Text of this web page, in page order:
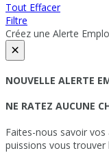
Tout Effacer
Filtre
Créez une Alerte
×
NOUVELLE ALERTE
NE RATEZ AUCUNE
Faites-nous savoir
puissions vous trouver